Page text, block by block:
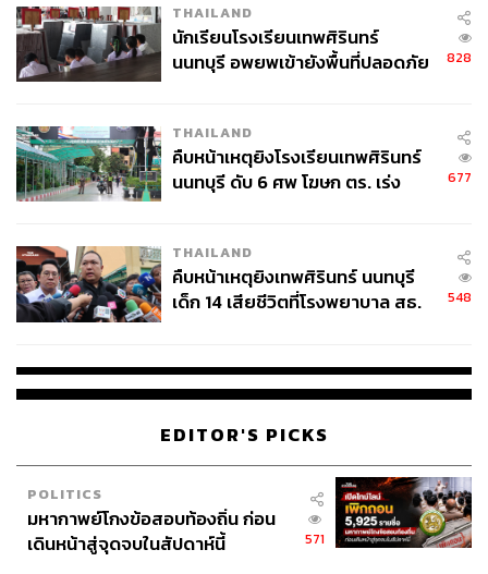
THAILAND
นักเรียนโรงเรียนเทพศิรินทร์
นนทบุรี อพยพเข้ายังพื้นที่ปลอดภัย
828
THAILAND
คืบหน้าเหตุยิงโรงเรียนเทพศิรินทร์
นนทบุรี ดับ 6 ศพ โฆษก ตร. เร่ง
677
THAILAND
คืบหน้าเหตุยิงเทพศิรินทร์ นนทบุรี
เด็ก 14 เสียชีวิตที่โรงพยาบาล สธ.
548
EDITOR'S PICKS
POLITICS
มหากาพย์โกงข้อสอบท้องถิ่น ก่อน
เดินหน้าสู่จุดจบในสัปดาห์นี้
571